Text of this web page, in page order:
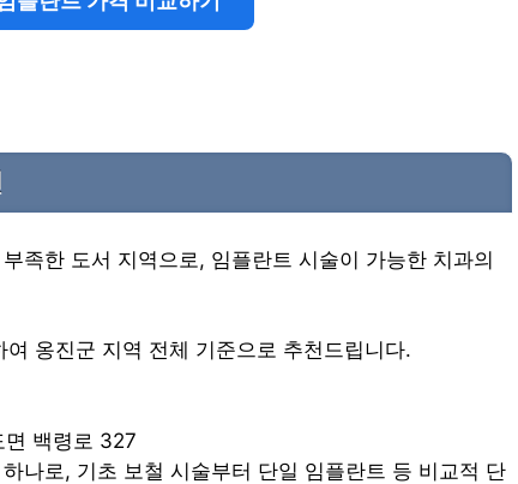
족한 도서 지역으로, 임플란트 시술이 가능한 치과의
옹진군 지역 전체 기준으로 추천드립니다.
면 백령로 327
나로, 기초 보철 시술부터 단일 임플란트 등 비교적 단